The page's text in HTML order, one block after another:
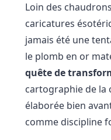
Loin des
caricatures
jamais été une
le plomb en or
quête de
cartographie de la
élaborée bien
comme discipline